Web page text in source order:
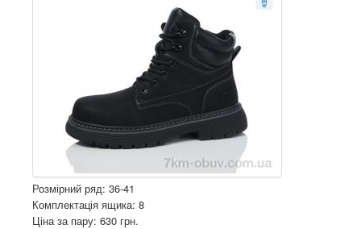
Розмірний ряд: 36-41
Комплектація ящика: 8
Ціна за пару: 630 грн.